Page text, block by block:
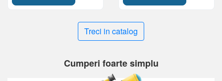
Treci in catalog
Cumperi foarte simplu